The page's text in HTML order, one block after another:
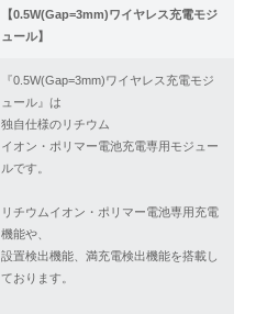
【0.5W(Gap=3mm)ワイヤレス充電モジ
ュール】
『0.5W(Gap=3mm)ワイヤレス充電モジ
ュール』は
独自仕様のリチウム
イオン・ポリマー電池充電専用モジュー
ルです。
リチウムイオン・ポリマー電池専用充電
機能や、
設置検出機能、満充電検出機能を搭載し
ております。